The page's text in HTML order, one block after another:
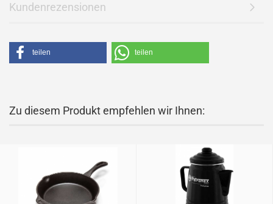
Kundenrezensionen
teilen teilen
Zu diesem Produkt empfehlen wir Ihnen: